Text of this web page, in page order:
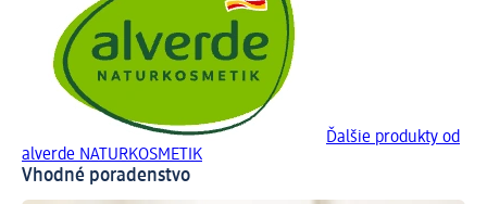
Ďalšie produkty od
alverde NATURKOSMETIK
Vhodné poradenstvo